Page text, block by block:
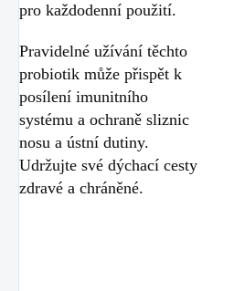
pro každodenní použití.
Pravidelné užívání těchto
probiotik může přispět k
posílení imunitního
systému a ochraně sliznic
nosu a ústní dutiny.
Udržujte své dýchací cesty
zdravé a chráněné.